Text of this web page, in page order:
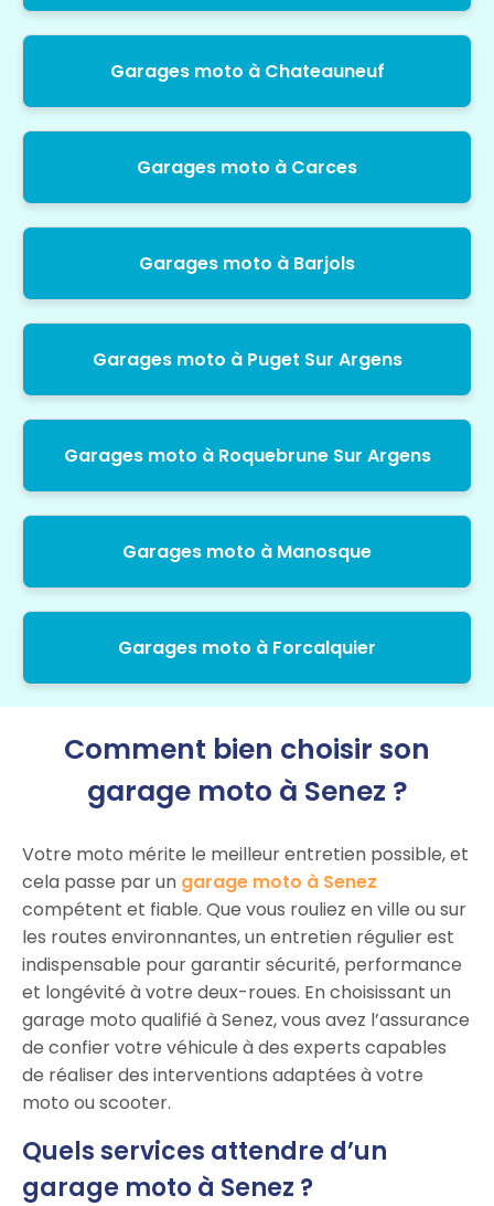
Garages moto à Chateauneuf
Garages moto à Carces
Garages moto à Barjols
Garages moto à Puget Sur Argens
Garages moto à Roquebrune Sur Argens
Garages moto à Manosque
Garages moto à Forcalquier
Comment bien choisir son
garage moto à Senez ?
Votre moto mérite le meilleur entretien possible, et
cela passe par un garage moto à Senez
compétent et fiable. Que vous rouliez en ville ou sur
les routes environnantes, un entretien régulier est
indispensable pour garantir sécurité, performance
et longévité à votre deux-roues. En choisissant un
garage moto qualifié à Senez, vous avez l’assurance
de confier votre véhicule à des experts capables
de réaliser des interventions adaptées à votre
moto ou scooter.
Quels services attendre d’un
garage moto à Senez ?